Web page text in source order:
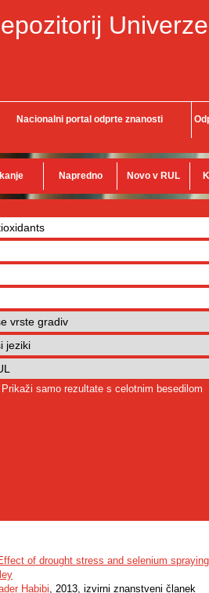
Nacionalni portal odprte znanosti
Napredno Novo v RUL
Prikaži samo rezultate s celotnim besedilom
of drought stress and selenium
Habibi, 2013, izvirni znanstveni članek